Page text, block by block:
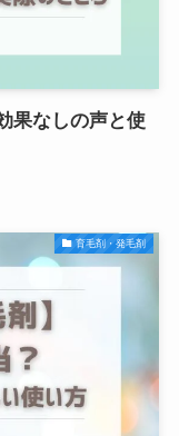
果なしの声と使
育毛剤・発毛剤